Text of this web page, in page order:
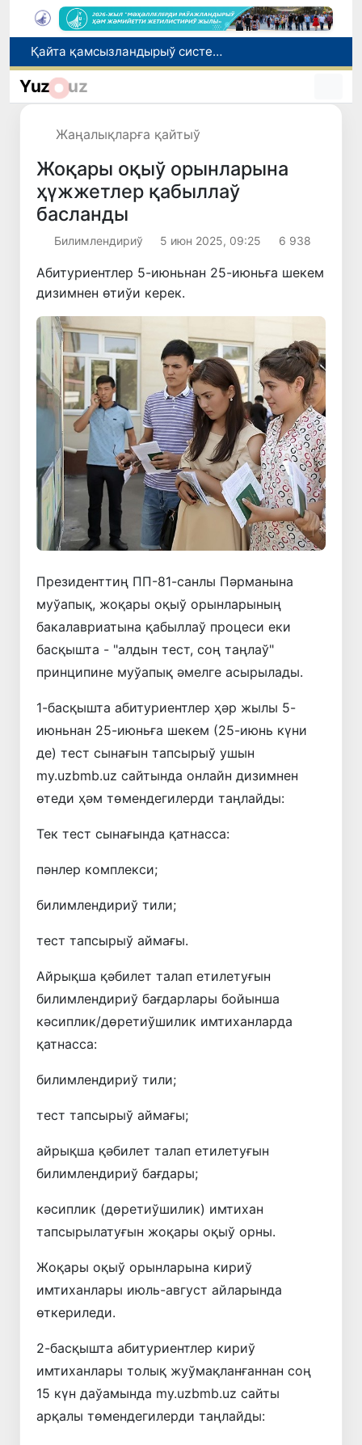
Ташкент аўыр атлетика бойынша Азия чемпионатына таярланбақта
Өзбекстанда Турақлы раўажланыў мақсетлери айлығы басланды
Yuz uz
Жаңалықларға қайтыў
Жоқары оқыў орынларына
ҳүжжетлер қабыллаў
басланды
Билимлендириў 5 июн 2025, 09:25 6 938
Абитуриентлер 5-июньнан 25-июньға шекем
дизимнен өтиўи керек.
Президенттиң ПП-81-санлы Пәрманына
муўапық, жоқары оқыў орынларының
бакалавриатына қабыллаў процеси еки
басқышта - "алдын тест, соң таңлаў"
принципине муўапық әмелге асырылады.
1-басқышта абитуриентлер ҳәр жылы 5-
июньнан 25-июньға шекем (25-июнь күни
де) тест сынағын тапсырыў ушын
my.uzbmb.uz сайтында онлайн дизимнен
өтеди ҳәм төмендегилерди таңлайды:
Тек тест сынағында қатнасса:
пәнлер комплекси;
билимлендириў тили;
тест тапсырыў аймағы.
Айрықша қәбилет талап етилетуғын
билимлендириў бағдарлары бойынша
кәсиплик/дөретиўшилик имтиханларда
қатнасса:
билимлендириў тили;
тест тапсырыў аймағы;
айрықша қәбилет талап етилетуғын
билимлендириў бағдары;
кәсиплик (дөретиўшилик) имтихан
тапсырылатуғын жоқары оқыў орны.
Жоқары оқыў орынларына кириў
имтиханлары июль-август айларында
өткериледи.
2-басқышта абитуриентлер кириў
имтиханлары толық жуўмақланғаннан соң
15 күн даўамында my.uzbmb.uz сайты
арқалы төмендегилерди таңлайды: